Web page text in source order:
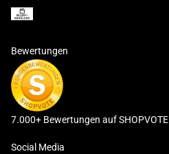
Bewertungen
7.000+ Bewertungen auf SHOPVOTE
Social Media